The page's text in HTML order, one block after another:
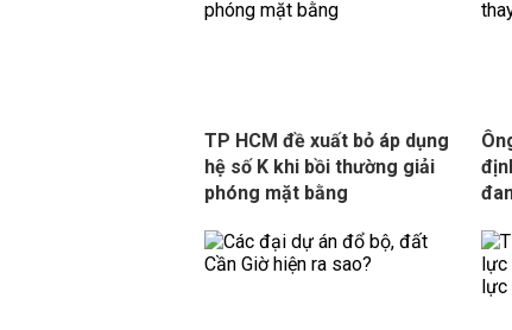
TP HCM đề xuất bỏ áp dụng
hệ số K khi bồi thường giải
phóng mặt bằng